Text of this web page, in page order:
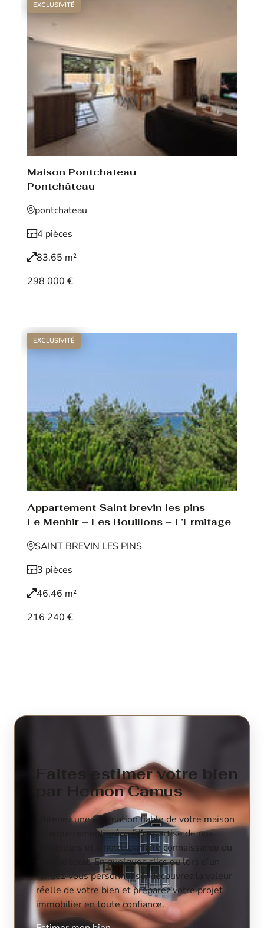
EXCLUSIVITÉ
Maison Pontchateau
Pontchâteau
pontchateau
4 pièces
83.65 m²
298 000 €
EXCLUSIVITÉ
Appartement Saint brevin les pins
Le Menhir – Les Bouillons – L’Ermitage
SAINT BREVIN LES PINS
3 pièces
46.46 m²
216 240 €
Faites estimer votre bien
par Hemon Camus
Obtenez une estimation fiable de votre maison
ou appartement grâce à l’expertise de nos
conseillers et à notre parfaite connaissance du
marché local. En quelques clics ou lors d’un
rendez-vous personnalisé, découvrez la valeur
réelle de votre bien et préparez votre projet
immobilier en toute confiance.